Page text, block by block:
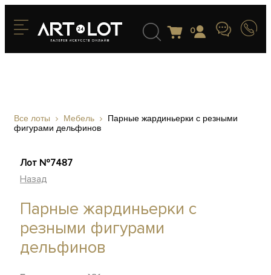
0
Все лоты Мебель
Парные жардиньерки с резными
фигурами дельфинов
Лот №7487
Назад
Парные жардиньерки с
резными фигурами
дельфинов